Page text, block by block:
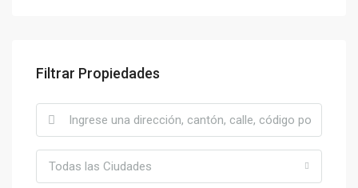
Filtrar Propiedades
Todas las Ciudades